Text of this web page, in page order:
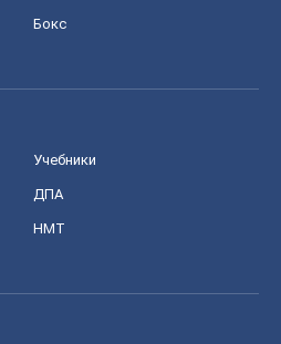
Бокс
Учебники
ДПА
НМТ